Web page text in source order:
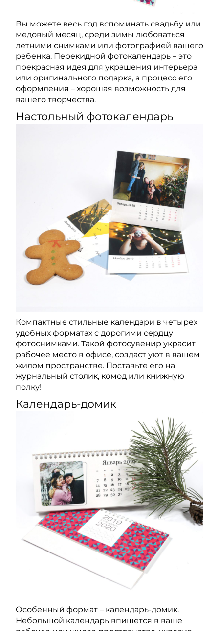
Вы можете весь год вспоминать свадьбу или
медовый месяц, среди зимы любоваться
летними снимками или фотографией вашего
ребенка. Перекидной фотокалендарь – это
прекрасная идея для украшения интерьера
или оригинального подарка, а процесс его
оформления – хорошая возможность для
вашего творчества.
Настольный фотокалендарь
Компактные стильные календари в четырех
удобных форматах с дорогими сердцу
фотоснимками. Такой фотосувенир украсит
рабочее место в офисе, создаст уют в вашем
жилом пространстве. Поставьте его на
журнальный столик, комод или книжную
полку!
Календарь-домик
Особенный формат – календарь-домик.
Небольшой календарь впишется в ваше